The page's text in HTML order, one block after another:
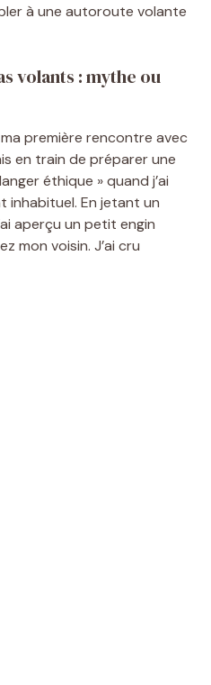
à une autoroute volante
volants : mythe ou
première rencontre avec
en train de préparer une
éthique » quand j’ai
inhabituel. En jetant un
aperçu un petit engin
mon voisin. J’ai cru